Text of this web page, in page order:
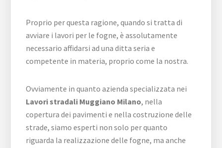
Proprio per questa ragione, quando si tratta di
avviare i lavori per le fogne, è assolutamente
necessario affidarsi ad una ditta seria e
competente in materia, proprio come la nostra.
Ovviamente in quanto azienda specializzata nei
Lavori stradali Muggiano Milano, nella
copertura dei pavimenti e nella costruzione delle
strade, siamo esperti non solo per quanto
riguarda la realizzazione delle fogne, ma anche